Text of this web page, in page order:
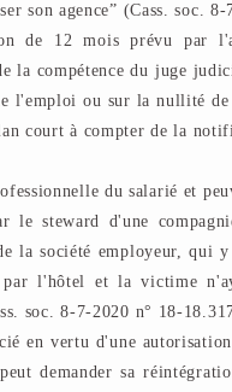
son agence” (Cass. soc.
de 12 mois prévu par
la compétence du juge
l'emploi ou sur la nullité
court à compter de la
du salarié et
le steward d'une
la société employeur, qui
par l'hôtel et la victime
soc. 8-7-2020 n° 18-
en vertu d'une
demander sa